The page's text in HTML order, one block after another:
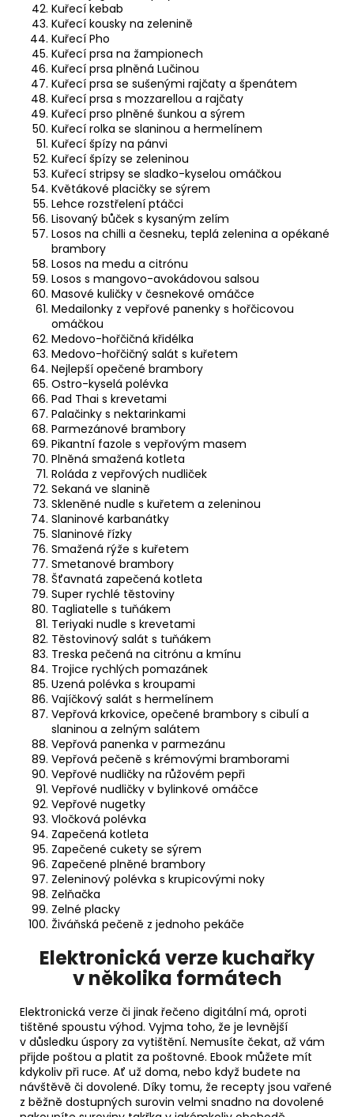
Kuřecí kebab
Kuřecí kousky na zelenině
Kuřecí Pho
Kuřecí prsa na žampionech
Kuřecí prsa plněná Lučinou
Kuřecí prsa se sušenými rajčaty a špenátem
Kuřecí prsa s mozzarellou a rajčaty
Kuřecí prso plněné šunkou a sýrem
Kuřecí rolka se slaninou a hermelínem
Kuřecí špízy na pánvi
Kuřecí špízy se zeleninou
Kuřecí stripsy se sladko-kyselou omáčkou
Květákové placičky se sýrem
Lehce rozstřelení ptáčci
Lisovaný bůček s kysaným zelím
Losos na chilli a česneku, teplá zelenina a opékané
brambory
Losos na medu a citrónu
Losos s mangovo-avokádovou salsou
Masové kuličky v česnekové omáčce
Medailonky z vepřové panenky s hořčicovou
omáčkou
Medovo-hořčičná křidélka
Medovo-hořčičný salát s kuřetem
Nejlepší opečené brambory
Ostro-kyselá polévka
Pad Thai s krevetami
Palačinky s nektarinkami
Parmezánové brambory
Pikantní fazole s vepřovým masem
Plněná smažená kotleta
Roláda z vepřových nudliček
Sekaná ve slanině
Skleněné nudle s kuřetem a zeleninou
Slaninové karbanátky
Slaninové řízky
Smažená rýže s kuřetem
Smetanové brambory
Šťavnatá zapečená kotleta
Super rychlé těstoviny
Tagliatelle s tuňákem
Teriyaki nudle s krevetami
Těstovinový salát s tuňákem
Treska pečená na citrónu a kmínu
Trojice rychlých pomazánek
Uzená polévka s kroupami
Vajíčkový salát s hermelínem
Vepřová krkovice, opečené brambory s cibulí a
slaninou a zelným salátem
Vepřová panenka v parmezánu
Vepřová pečeně s krémovými bramborami
Vepřové nudličky na růžovém pepři
Vepřové nudličky v bylinkové omáčce
Vepřové nugetky
Vločková polévka
Zapečená kotleta
Zapečené cukety se sýrem
Zapečené plněné brambory
Zeleninový polévka s krupicovými noky
Zelňačka
Zelné placky
Živáňská pečeně z jednoho pekáče
Elektronická verze kuchařky
v několika formátech
Elektronická verze či jinak řečeno digitální má, oproti
tištěné spoustu výhod. Vyjma toho, že je levnější
v důsledku úspory za vytištění. Nemusíte čekat, až vám
přijde poštou a platit za poštovné. Ebook můžete mít
kdykoliv při ruce. Ať už doma, nebo když budete na
návštěvě či dovolené. Díky tomu, že recepty jsou vařené
z běžně dostupných surovin velmi snadno na dovolené